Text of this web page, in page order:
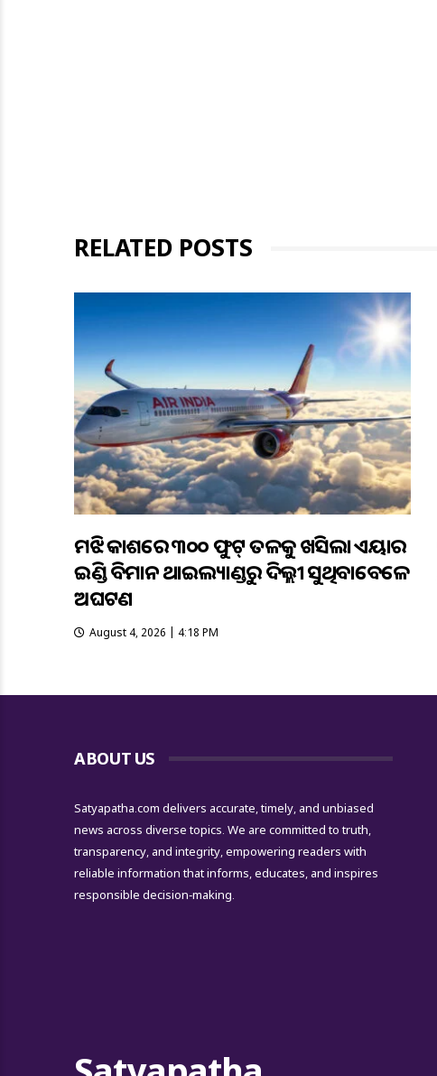
RELATED POSTS
ମଝି ଆକାଶରେ ୩୦୦ ଫୁଟ୍ ତଳକୁ ଖସିଲା ଏୟାର
ଇଣ୍ଡିଆ ବିମାନ ଥାଇଲ୍ୟାଣ୍ଡରୁ ଦିଲ୍ଲୀ ଆସୁଥିବାବେଳେ
ଅଘଟଣ
August 4, 2026 | 4:18 PM
ABOUT US
Satyapatha.com delivers accurate, timely, and unbiased
news across diverse topics. We are committed to truth,
transparency, and integrity, empowering readers with
reliable information that informs, educates, and inspires
responsible decision-making.